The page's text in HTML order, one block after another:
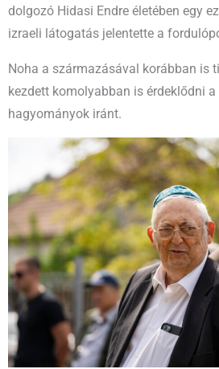
dolgozó Hidasi Endre életében egy
izraeli látogatás jelentette a
Noha a származásával korábban is
kezdett komolyabban is érdeklődni
hagyományok iránt.